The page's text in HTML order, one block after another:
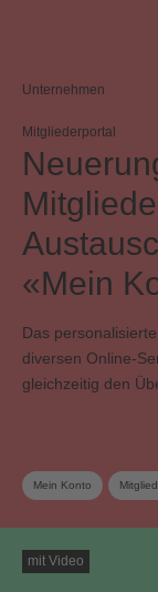
Unternehmen
Mitgliederportal
«Mein
Das
diversen Online-
gleichzeitig den
Mein Konto
mit Video